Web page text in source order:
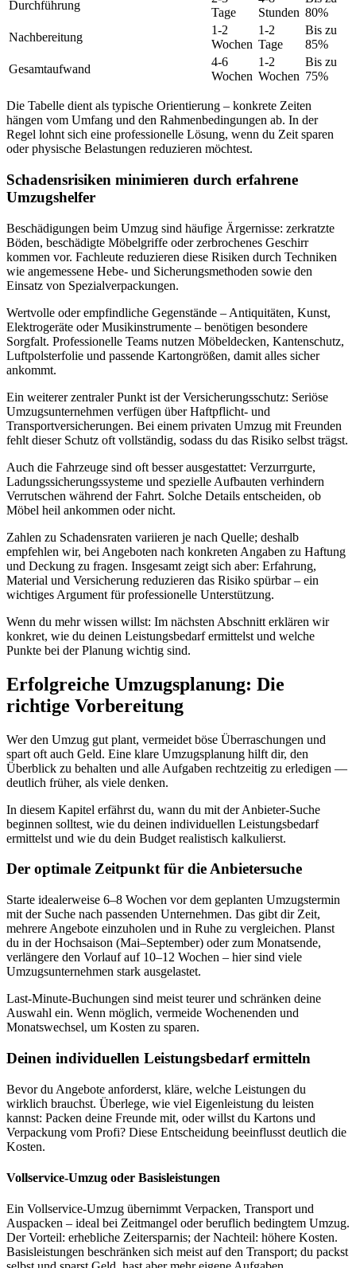
Durchführung
Tage
Stunden 80%
Nachbereitung
1-2
Wochen
1-2
Tage
Bis zu
85%
Gesamtaufwand
4-6
Wochen
1-2
Wochen
Bis zu
75%
Die Tabelle dient als typische Orientierung – konkrete Zeiten
hängen vom Umfang und den Rahmenbedingungen ab. In der
Regel lohnt sich eine professionelle Lösung, wenn du Zeit sparen
oder physische Belastungen reduzieren möchtest.
Schadensrisiken minimieren durch erfahrene
Umzugshelfer
Beschädigungen beim Umzug sind häufige Ärgernisse: zerkratzte
Böden, beschädigte Möbelgriffe oder zerbrochenes Geschirr
kommen vor. Fachleute reduzieren diese Risiken durch Techniken
wie angemessene Hebe- und Sicherungsmethoden sowie den
Einsatz von Spezialverpackungen.
Wertvolle oder empfindliche Gegenstände – Antiquitäten, Kunst,
Elektrogeräte oder Musikinstrumente – benötigen besondere
Sorgfalt. Professionelle Teams nutzen Möbeldecken, Kantenschutz,
Luftpolsterfolie und passende Kartongrößen, damit alles sicher
ankommt.
Ein weiterer zentraler Punkt ist der Versicherungsschutz: Seriöse
Umzugsunternehmen verfügen über Haftpflicht- und
Transportversicherungen. Bei einem privaten Umzug mit Freunden
fehlt dieser Schutz oft vollständig, sodass du das Risiko selbst trägst.
Auch die Fahrzeuge sind oft besser ausgestattet: Verzurrgurte,
Ladungssicherungssysteme und spezielle Aufbauten verhindern
Verrutschen während der Fahrt. Solche Details entscheiden, ob
Möbel heil ankommen oder nicht.
Zahlen zu Schadensraten variieren je nach Quelle; deshalb
empfehlen wir, bei Angeboten nach konkreten Angaben zu Haftung
und Deckung zu fragen. Insgesamt zeigt sich aber: Erfahrung,
Material und Versicherung reduzieren das Risiko spürbar – ein
wichtiges Argument für professionelle Unterstützung.
Wenn du mehr wissen willst: Im nächsten Abschnitt erklären wir
konkret, wie du deinen Leistungsbedarf ermittelst und welche
Punkte bei der Planung wichtig sind.
Erfolgreiche Umzugsplanung: Die
richtige Vorbereitung
Wer den Umzug gut plant, vermeidet böse Überraschungen und
spart oft auch Geld. Eine klare Umzugsplanung hilft dir, den
Überblick zu behalten und alle Aufgaben rechtzeitig zu erledigen —
deutlich früher, als viele denken.
In diesem Kapitel erfährst du, wann du mit der Anbieter-Suche
beginnen solltest, wie du deinen individuellen Leistungsbedarf
ermittelst und wie du dein Budget realistisch kalkulierst.
Der optimale Zeitpunkt für die Anbietersuche
Starte idealerweise 6–8 Wochen vor dem geplanten Umzugstermin
mit der Suche nach passenden Unternehmen. Das gibt dir Zeit,
mehrere Angebote einzuholen und in Ruhe zu vergleichen. Planst
du in der Hochsaison (Mai–September) oder zum Monatsende,
verlängere den Vorlauf auf 10–12 Wochen – hier sind viele
Umzugsunternehmen stark ausgelastet.
Last-Minute-Buchungen sind meist teurer und schränken deine
Auswahl ein. Wenn möglich, vermeide Wochenenden und
Monatswechsel, um Kosten zu sparen.
Deinen individuellen Leistungsbedarf ermitteln
Bevor du Angebote anforderst, kläre, welche Leistungen du
wirklich brauchst. Überlege, wie viel Eigenleistung du leisten
kannst: Packen deine Freunde mit, oder willst du Kartons und
Verpackung vom Profi? Diese Entscheidung beeinflusst deutlich die
Kosten.
Vollservice-Umzug oder Basisleistungen
Ein Vollservice-Umzug übernimmt Verpacken, Transport und
Auspacken – ideal bei Zeitmangel oder beruflich bedingtem Umzug.
Der Vorteil: erhebliche Zeitersparnis; der Nachteil: höhere Kosten.
Basisleistungen beschränken sich meist auf den Transport; du packst